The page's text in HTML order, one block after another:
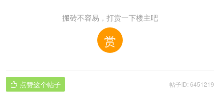
搬砖不容易，打赏一下楼主吧
赏
帖子ID: 6451219
 点赞这个帖子